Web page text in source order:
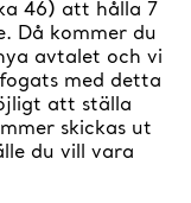
46) att hålla 7
Då kommer du
avtalet och vi
med detta
att ställa
skickas ut
du vill vara